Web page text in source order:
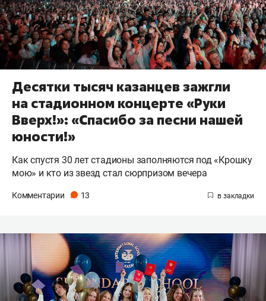
Десятки тысяч казанцев зажгли
на стадионном концерте «Руки
Вверх!»: «Спасибо за песни нашей
юности!»
Как спустя 30 лет стадионы заполняются под «Крошку
мою» и кто из звезд стал сюрпризом вечера
Комментарии 13